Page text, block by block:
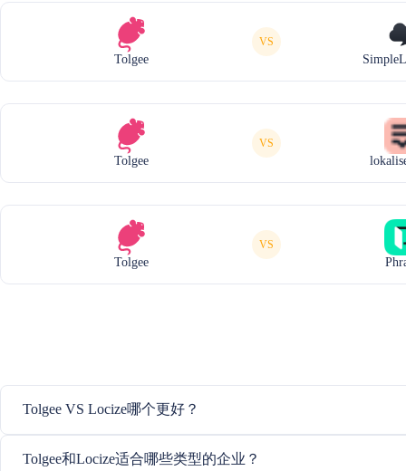
Tolgee
VS
Tolgee
VS
Tolgee
VS
Tolgee VS Locize哪个更好？
Tolgee和Locize适合哪些类型的企业？